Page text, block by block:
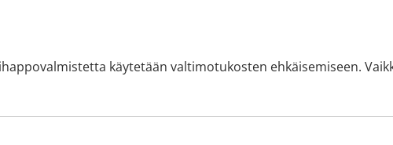
käytetään valtimotukosten ehkäisemiseen.